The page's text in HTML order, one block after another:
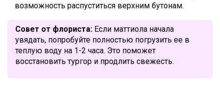
возможность распуститься верхним бутонам.
Совет от флориста: Если маттиола начала
увядать, попробуйте полностью погрузить ее в
теплую воду на 1-2 часа. Это поможет
восстановить тургор и продлить свежесть.